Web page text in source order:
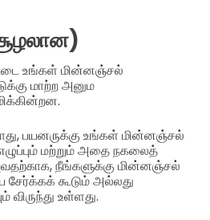
உங்கள் மின்னஞ்சல்
மாற்ற அனும
பயனருக்கு உங்கள் மின்னஞ்சல்
மற்றும் அதை நகலைத்
நீங்களுக்கு மின்னஞ்சல்
சேர்க்கக் கூடும் அல்லது
விருந்து உள்ளது.